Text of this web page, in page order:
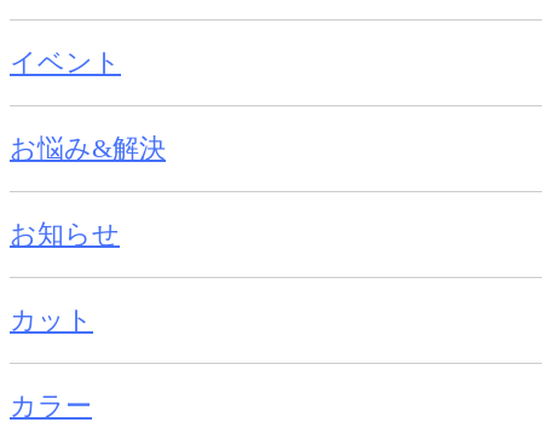
イベント
お悩み&解決
お知らせ
カット
カラー